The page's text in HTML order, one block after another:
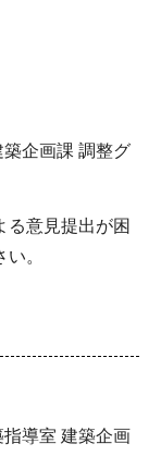
企画課 調整グ
意見提出が困
。
指導室 建築企画